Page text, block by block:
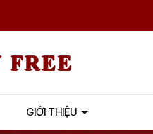
GIỚI THIỆU